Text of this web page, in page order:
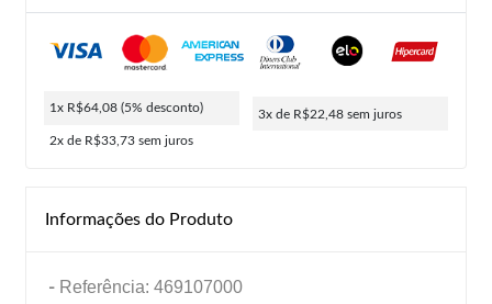
1x R$64,08 (5% desconto)
2x de R$33,73 sem juros
3x de R$22,48 sem juros
Informações do Produto
- Referência: 469107000